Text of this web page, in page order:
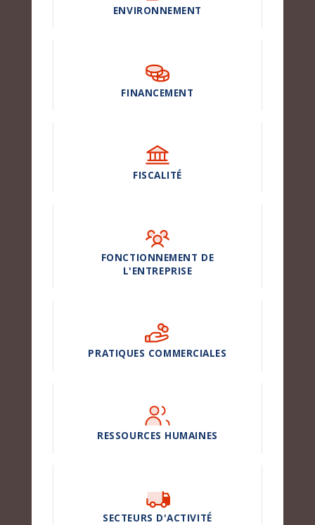
ENVIRONNEMENT
FINANCEMENT
FISCALITÉ
FONCTIONNEMENT DE
L'ENTREPRISE
PRATIQUES COMMERCIALES
RESSOURCES HUMAINES
SECTEURS D'ACTIVITÉ